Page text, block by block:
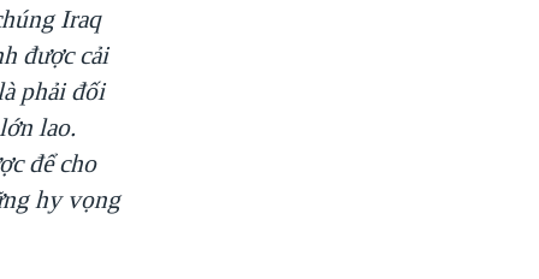
Iraq
được cải
phải đối
lao.
để cho
hy vọng